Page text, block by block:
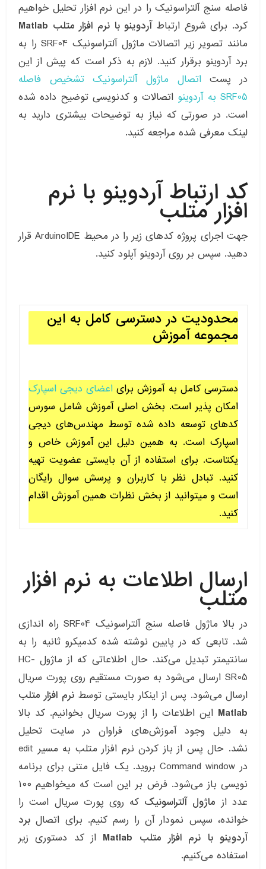
فاصله سنج آلتراسونیک را در این نرم افزار تحلیل خواهیم
کرد. برای شروع ارتباطآردوینو با نرم افزار متلب Matlab
مانند تصویر زیر اتصالات ماژول آلتراسونیک SRF04 را به
برد آردوینو برقرار کنید. لازم به ذکر است که پیش از این
در پستاتصال ماژول آلتراسونیک تشخیص فاصله
SRF05 به آردوینو
اتصالات و کدنویسی توضیح داده شده
است. در صورتی که نیاز به توضیحات بیشتری دارید به
لینک معرفی شده مراجعه کنید.
کد ارتباط آردوینو با نرم
افزار متلب
جهت اجرای پروژه کدهای زیر را در محیط ArduinoIDE قرار
دهید. سپس بر روی آردوینو آپلود کنید.
محدودیت در دسترسی کامل به این
مجموعه آموزش
دسترسی کامل به آموزش برای اعضای دیجی اسپارک
امکان پذیر است. بخش اصلی آموزش شامل سورس
کدهای توسعه داده شده توسط مهندس‌های دیجی
اسپارک است. به همین دلیل این آموزش خاص و
یکتاست. برای استفاده از آن بایستی عضویت تهیه
کنید. تبادل نظر با کاربران و پرسش سوال رایگان
است و میتوانید از بخش نظرات همین آموزش اقدام
کنید.
ارسال اطلاعات به نرم افزار
متلب
در بالا ماژول فاصله سنج آلتراسونیک SRF04 راه اندازی
شد. تابعی که در پایین نوشته شده کدمیکرو ثانیه را به
سانتیمتر تبدیل می‌کند. حال اطلاعاتی که از ماژول HC-
SR05 ارسال می‌شود به صورت مستقیم روی پورت سریال
ارسال می‌شود. پس از اینکار بایستی توسطنرم افزار متلب
Matlab این اطلاعات را از پورت سریال بخوانیم. کد بالا
به دلیل وجود آموزش‌های فراوان در سایت تحلیل
نشد. حال پس از باز کردن نرم افزار متلب به مسیر edit
در Command window بروید. یک فایل متنی برای برنامه
نویسی باز می‌شود. فرض بر این است که میخواهیم ۱۰۰
عدد از ماژول آلتراسونیک که روی پورت سریال است را
خوانده، سپس نمودار آن را رسم کنیم. برای اتصال برد
آردوینو با نرم افزار متلب Matlab
از کد دستوری زیر
استفاده می‌کنیم.